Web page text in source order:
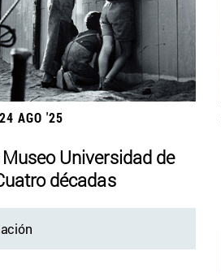
AGO '25
Universidad de
décadas